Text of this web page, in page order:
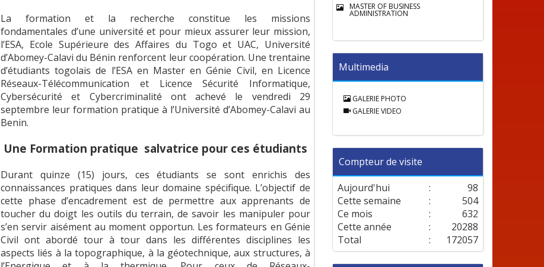
La formation et la recherche constitue les missions
fondamentales d’une université et pour mieux assurer leur mission,
l’ESA, Ecole Supérieure des Affaires du Togo et UAC, Université
d’Abomey-Calavi du Bénin renforcent leur coopération. Une trentaine
d’étudiants togolais de l’ESA en Master en Génie Civil, en Licence
Réseaux-Télécommunication et Licence Sécurité Informatique,
Cybersécurité et Cybercriminalité ont achevé le vendredi 29
septembre leur formation pratique à l’Université d’Abomey-Calavi au
Benin.
Une Formation pratique salvatrice pour ces étudiants
Durant quinze (15) jours, ces étudiants se sont enrichis des
connaissances pratiques dans leur domaine spécifique. L’objectif de
cette phase d’encadrement est de permettre aux apprenants de
toucher du doigt les outils du terrain, de savoir les manipuler pour
s’en servir aisément au moment opportun. Les formateurs en Génie
Civil ont abordé tour à tour dans les différentes disciplines les
aspects liés à la topographique, à la géotechnique, aux structures, à
MASTER OF BUSINESS
ADMINISTRATION
Multimedia
GALERIE PHOTO
GALERIE VIDEO
Compteur de visite
Aujourd'hui
:
98
Cette semaine
:
504
Ce mois
:
632
Cette année
:
20288
Total
: 172057